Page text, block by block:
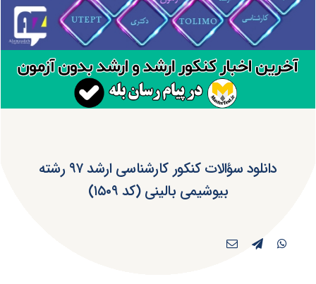
دانلود سؤالات کنکور کارشناسی ارشد ۹۷ رشته
بیوشیمی بالینی (کد ۱۵۰۹)